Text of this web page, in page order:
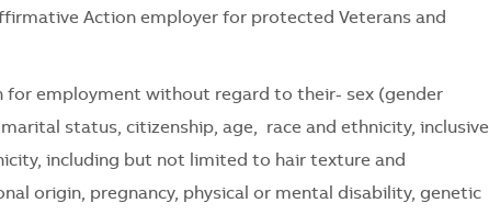
Action employer for protected Veterans and
for employment without regard to their- sex (gender
status, citizenship, age, race and ethnicity, inclusive
including but not limited to hair texture and
origin, pregnancy, physical or mental disability, genetic